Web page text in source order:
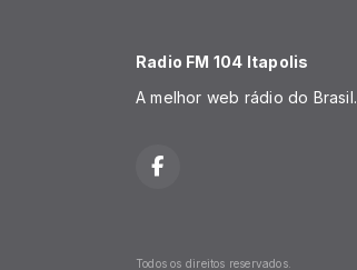
Radio FM 104 Itapolis
A melhor web rádio do Brasil.
Todos os direitos reservados.